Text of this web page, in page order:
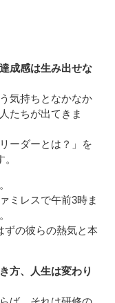
成感は生み出せな
気持ちとなかなか
たちが出てきま
ーダーとは？」を
ミレスで午前3時ま
ずの彼らの熱気と本
方、人生は変わり